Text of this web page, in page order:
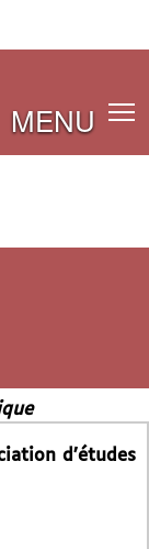
MENU
d’études